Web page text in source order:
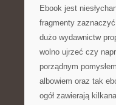
Ebook jest
fragmenty
dużo wydawnictw
wolno ujrzeć czy
porządnym
albowiem oraz tak
ogół zawierają